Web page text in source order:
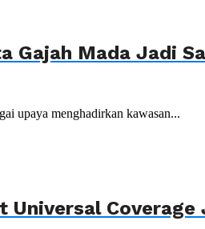
Gajah Mada Jadi
upaya menghadirkan kawasan...
Universal